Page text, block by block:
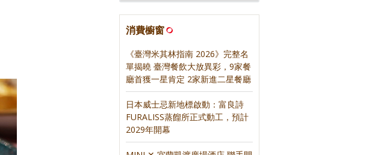
消費櫥窗
《臺灣米其林指南 2026》完整名
單揭曉 臺灣餐飲大放異彩，9家餐
廳首獲一星肯定 2家新進二星餐廳
日本威士忌新地標啟動：富良詩
FURALISS蒸餾所正式動工，預計
2029年開幕